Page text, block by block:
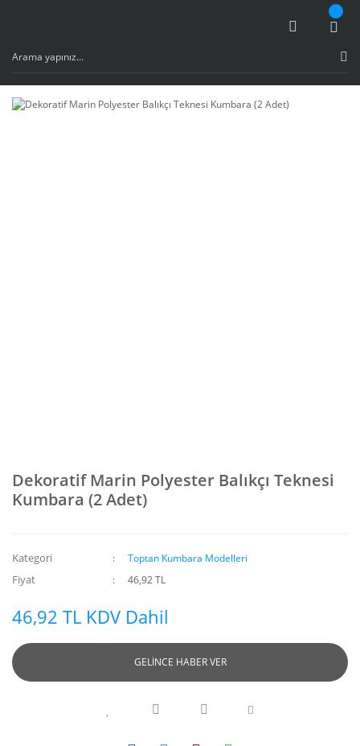
Dekoratif Marin Polyester Balıkçı Teknesi
Kumbara (2 Adet)
Kategori Toptan Kumbara Modelleri
Fiyat 46,92 TL
46,92 TL KDV Dahil
GELİNCE HABER VER